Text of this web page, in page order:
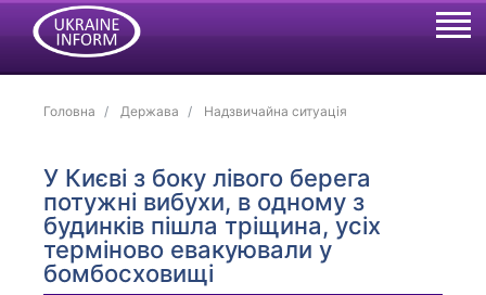
Головна Держава Надзвичайна ситуація
У Києві з боку лівого берега
потужні вибухи, в одному з
будинків пішла тріщина, усіх
терміново евакуювали у
бомбосховищі